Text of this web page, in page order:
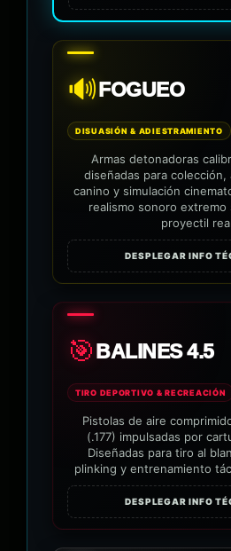
🔊FOGUEO
DISUASIÓN & ADIESTRAMIENTO
Armas detonadoras
diseñadas para
canino y simulación
realismo sonoro extremo
proyectil
DESPLEGAR INFO
🎯BALINES 4.5
TIRO DEPORTIVO & RECREACIÓN
Pistolas de aire
(.177) impulsadas por
Diseñadas para tiro al
plinking y entrenamiento
DESPLEGAR INFO